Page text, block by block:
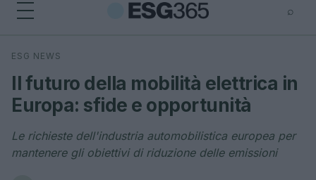
⌕
Cerca
ESG NEWS
Il futuro della mobilità elettrica in
Europa: sfide e opportunità
Le richieste dell'industria automobilistica europea per
mantenere gli obiettivi di riduzione delle emissioni